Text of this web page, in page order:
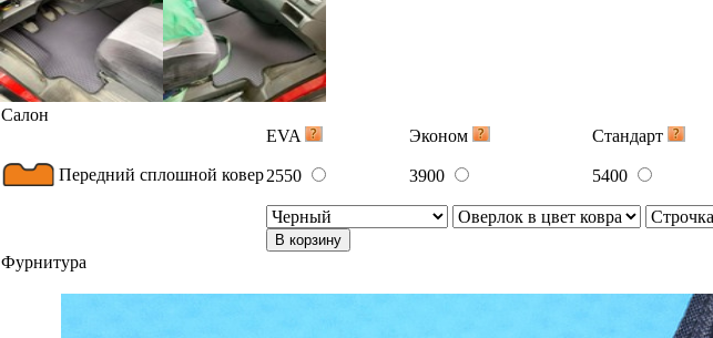
Салон
EVA
Эконом Стандарт
Передний сплошной ковер2550 3900 5400
В корзину
Фурнитура